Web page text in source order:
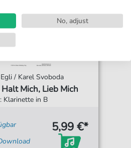
/ Karel Svoboda
Mich, Lieb Mich
Klarinette in B
5,99 €*
No, adjust